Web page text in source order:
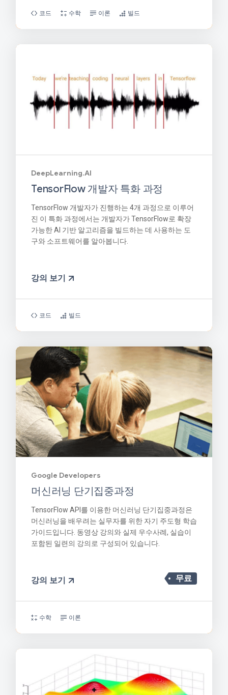
코드 수학 이론 빌드
DeepLearning.AI
TensorFlow 개발자 특화 과정
TensorFlow 개발자가 진행하는 4개 과정으로 이루어
진 이 특화 과정에서는 개발자가 TensorFlow로 확장
가능한 AI 기반 알고리즘을 빌드하는 데 사용하는 도
구와 소프트웨어를 알아봅니다.
강의 보기
코드 빌드
Google Developers
머신러닝 단기집중과정
TensorFlow API를 이용한 머신러닝 단기집중과정은
머신러닝을 배우려는 실무자를 위한 자기 주도형 학습
가이드입니다. 동영상 강의와 실제 우수사례, 실습이
포함된 일련의 강의로 구성되어 있습니다.
무료
강의 보기
수학 이론